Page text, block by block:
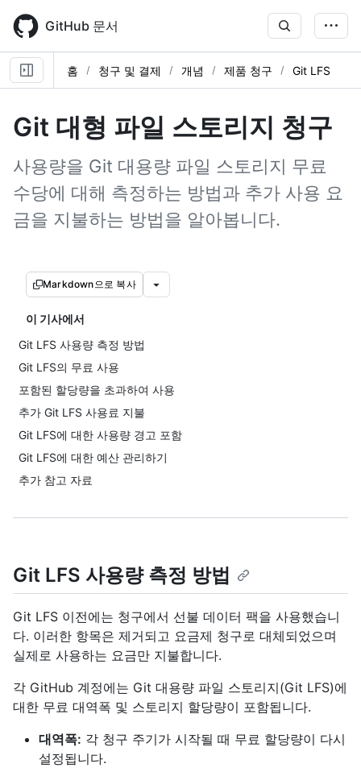
main
content
GitHub 문서
홈 청구 및 결제 개념 제품 청구 Git LFS
Git 대형 파일 스토리지 청구
사용량을 Git 대용량 파일 스토리지 무료
수당에 대해 측정하는 방법과 추가 사용 요
금을 지불하는 방법을 알아봅니다.
Markdown으로 복사
이 기사에서
Git LFS 사용량 측정 방법
Git LFS의 무료 사용
포함된 할당량을 초과하여 사용
추가 Git LFS 사용료 지불
Git LFS에 대한 사용량 경고 포함
Git LFS에 대한 예산 관리하기
추가 참고 자료
Git LFS 사용량 측정 방법
Git LFS 이전에는 청구에서 선불 데이터 팩을 사용했습니
다. 이러한 항목은 제거되고 요금제 청구로 대체되었으며
실제로 사용하는 요금만 지불합니다.
각 GitHub 계정에는 Git 대용량 파일 스토리지(Git LFS)에
대한 무료 대역폭 및 스토리지 할당량이 포함됩니다.
대역폭: 각 청구 주기가 시작될 때 무료 할당량이 다시
설정됩니다.